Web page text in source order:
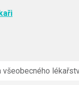
všeobecného